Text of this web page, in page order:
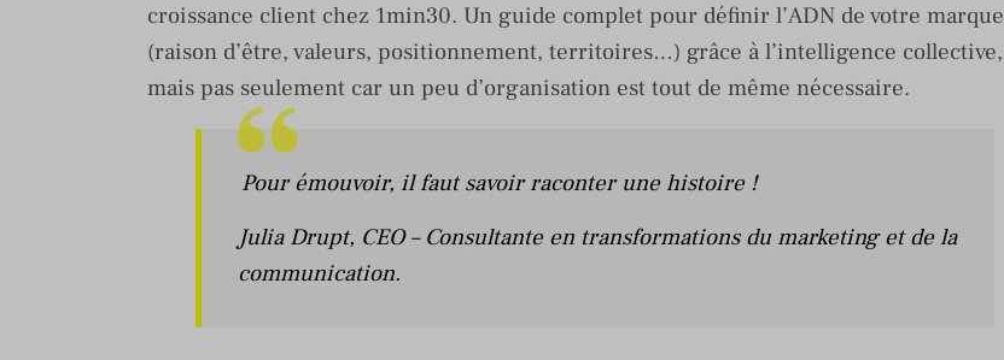
croissance client chez 1min30. Un guide complet pour définir l’ADN de votre marque
(raison d’être, valeurs, positionnement, territoires…) grâce à l’intelligence collective,
mais pas seulement car un peu d’organisation est tout de même nécessaire.
Pour émouvoir, il faut savoir raconter une histoire !
Julia Drupt, CEO – Consultante en transformations du marketing et de la
communication.